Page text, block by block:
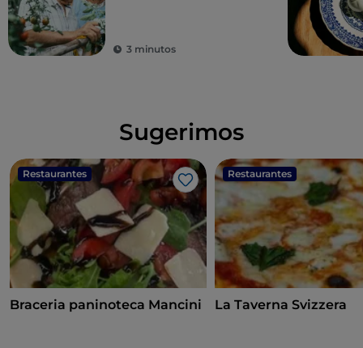
ecológica e sabor
3 minutos
Sugerimos
Restaurantes
Gosto
Braceria paninoteca Mancini
Restaurantes
La Taverna Svizzera